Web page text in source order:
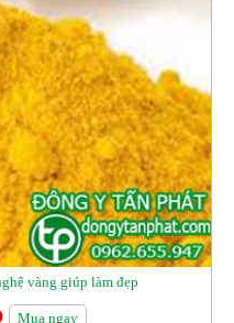
vàng giúp làm đẹp
Mua ngay